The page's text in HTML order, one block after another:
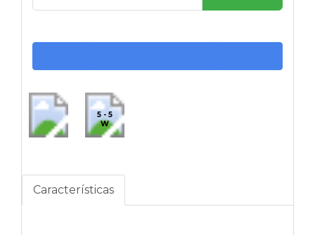
5 - 5
W
Características